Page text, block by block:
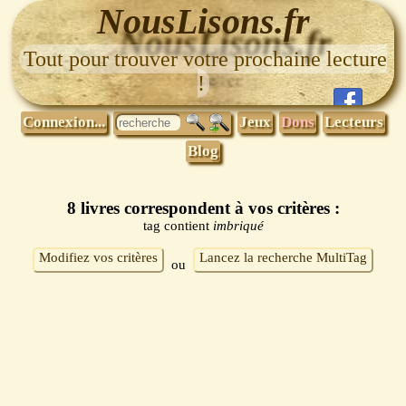
NousLisons.fr
Tout pour trouver votre prochaine lecture
!
Connexion... Jeux Dons Lecteurs
Blog
8 livres correspondent à vos critères :
tag contient imbriqué
Modifiez vos critères ou Lancez la recherche MultiTag